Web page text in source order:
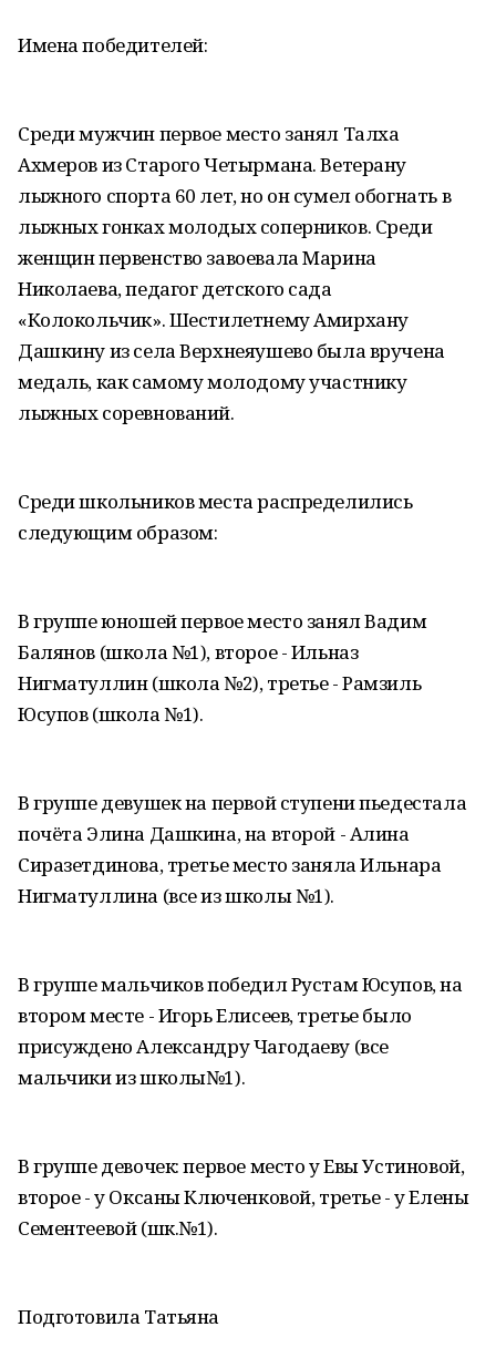
Имена победителей:
Среди мужчин первое место занял Талха
Ахмеров из Старого Четырмана. Ветерану
лыжного спорта 60 лет, но он сумел обогнать в
лыжных гонках молодых соперников. Среди
женщин первенство завоевала Марина
Николаева, педагог детского сада
«Колокольчик». Шестилетнему Амирхану
Дашкину из села Верхнеяушево была вручена
медаль, как самому молодому участнику
лыжных соревнований.
Среди школьников места распределились
следующим образом:
В группе юношей первое место занял Вадим
Балянов (школа №1), второе - Ильназ
Нигматуллин (школа №2), третье - Рамзиль
Юсупов (школа №1).
В группе девушек на первой ступени пьедестала
почёта Элина Дашкина, на второй - Алина
Сиразетдинова, третье место заняла Ильнара
Нигматуллина (все из школы №1).
В группе мальчиков победил Рустам Юсупов, на
втором месте - Игорь Елисеев, третье было
присуждено Александру Чагодаеву (все
мальчики из школы№1).
В группе девочек: первое место у Евы Устиновой,
второе - у Оксаны Ключенковой, третье - у Елены
Сементеевой (шк.№1).
Подготовила Татьяна